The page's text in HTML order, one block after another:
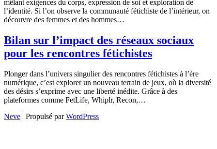
mêlant exigences du corps, expression de soi et exploration de
l’identité. Si l’on observe la communauté fétichiste de l’intérieur, on
découvre des femmes et des hommes…
Bilan sur l’impact des réseaux sociaux
pour les rencontres fétichistes
Plonger dans l’univers singulier des rencontres fétichistes à l’ère
numérique, c’est explorer un nouveau terrain de jeux, où la diversité
des désirs s’exprime avec une liberté inédite. Grâce à des
plateformes comme FetLife, Whiplr, Recon,…
Neve | Propulsé parWordPress